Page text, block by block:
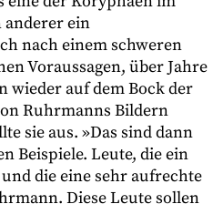
anderer ein
nach einem schweren
Voraussagen, über Jahre
auf dem Bock der
Ruhrmanns Bildern
sie aus. »Das sind dann
Beispiele. Leute, dieein
die eine sehr aufrechte
Diese Leute sollen